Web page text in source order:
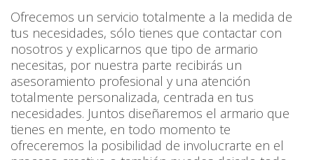
Ofrecemos un servicio totalmente a la medida de
tus necesidades, sólo tienes que contactar con
nosotros y explicarnos que tipo de armario
necesitas, por nuestra parte recibirás un
asesoramiento profesional y una atención
totalmente personalizada, centrada en tus
necesidades. Juntos diseñaremos el armario que
tienes en mente, en todo momento te
ofreceremos la posibilidad de involucrarte en el